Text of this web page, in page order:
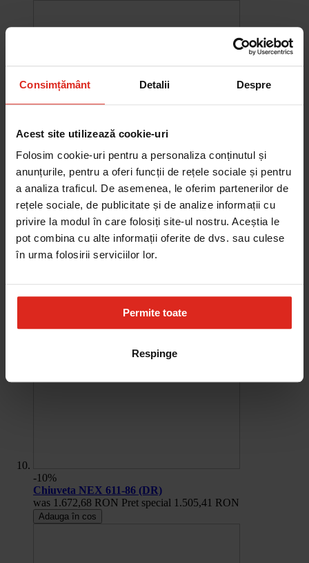
Consimțământ Detalii Despre
Acest site utilizează cookie-uri
Folosim cookie-uri pentru a personaliza conținutul și
anunțurile, pentru a oferi funcții de rețele sociale și pentru
a analiza traficul. De asemenea, le oferim partenerilor de
rețele sociale, de publicitate și de analize informații cu
privire la modul în care folosiți site-ul nostru. Aceștia le
pot combina cu alte informații oferite de dvs. sau culese
în urma folosirii serviciilor lor.
Permite toate
Respinge
-10%
Chiuveta Maris MRG 610-60
was 2.578,27 RON Pret special 2.320,44 RON
Adauga în cos
-10%
Chiuveta NEX 611-86 (DR)
was 1.672,68 RON Pret special 1.505,41 RON
Adauga în cos